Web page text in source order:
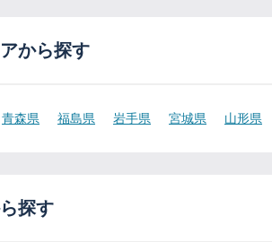
から探す
青森県 福島県 岩手県 宮城県 山形県
探す